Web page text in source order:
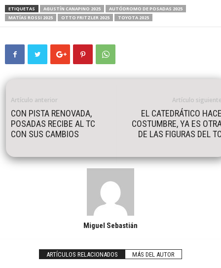
ETIQUETAS AGUSTÍN CANAPINO 2025
AUTÓDROMO DE POSADAS 2025
MATÍAS ROSSI 2025
OTTO FRITZLER 2025 TOYOTA 2025
Artículo anterior
CON PISTA RENOVADA,
POSADAS RECIBE AL TC
CON SUS CAMBIOS
Artículo
EL CATEDRÁTICO
COSTUMBRE, YA ES
DE LAS FIGURAS DEL
Miguel Sebastián
ARTÍCULOS RELACIONADOS MÁS DEL AUTOR